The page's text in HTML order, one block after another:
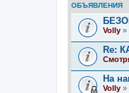
ОБЪЯВЛЕНИЯ
Volly »
Re:
На
Volly »